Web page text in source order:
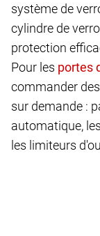
système de
cylindre de
protection
Pour les
commander
sur demande :
automatique,
les limiteurs